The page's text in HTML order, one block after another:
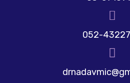
052-